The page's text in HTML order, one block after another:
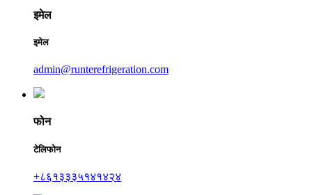
इमेल
इमेल
admin@runterefrigeration.com
फोन
टेलिफोन
+८६१३३३५१४१४२४